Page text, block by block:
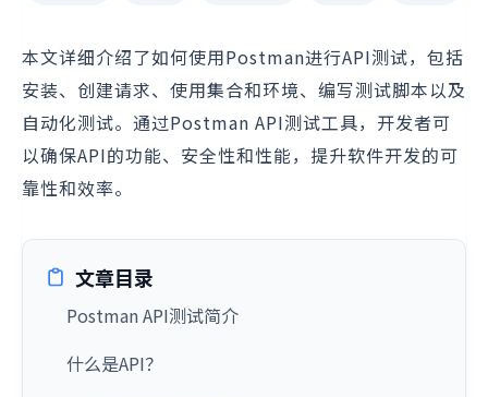
本文详细介绍了如何使用Postman进行API测试，包括
安装、创建请求、使用集合和环境、编写测试脚本以及
自动化测试。通过Postman API测试工具，开发者可
以确保API的功能、安全性和性能，提升软件开发的可
靠性和效率。
文章目录
Postman API测试简介
什么是API？